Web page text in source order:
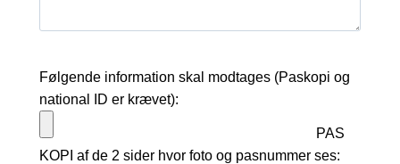
Følgende information skal modtages (Paskopi og
national ID er krævet):
PAS
KOPI af de 2 sider hvor foto og pasnummer ses: